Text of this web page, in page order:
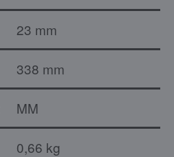
23 mm
338 mm
MM
0,66 kg